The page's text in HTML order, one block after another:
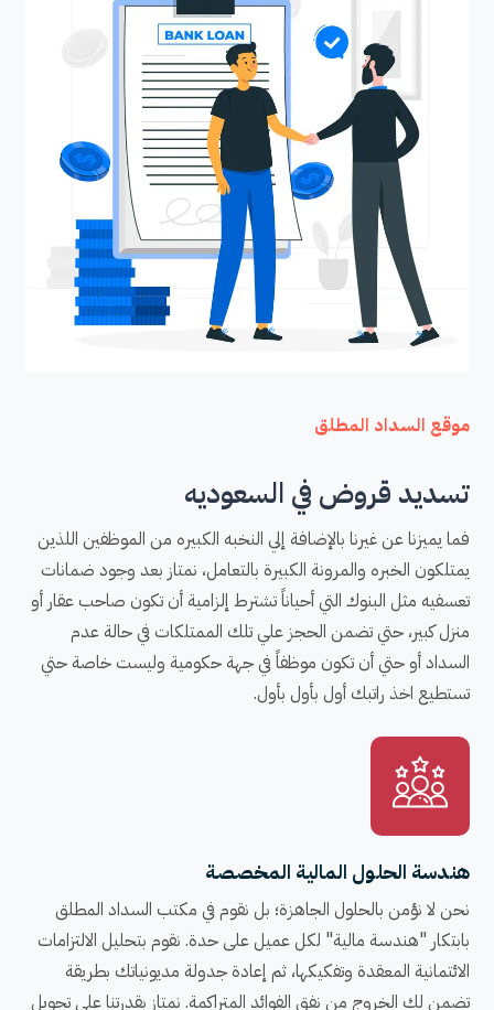
موقع السداد المطلق
تسديد قروض في السعوديه
فما يميزنا عن غيرنا بالإضافة إلي النخبه الكبيره من الموظفين اللذين
يمتلكون الخبره والمرونة الكبيرة بالتعامل، نمتاز بعد وجود ضمانات
تعسفيه مثل البنوك التي أحياناً تشترط إلزامية أن تكون صاحب عقار أو
منزل كبير، حتي تضمن الحجز علي تلك الممتلكات في حالة عدم
السداد أو حتي أن تكون موظفاً في جهة حكومية وليست خاصة حتي
تستطيع اخذ راتبك أول بأول بأول.
هندسة الحلول المالية المخصصة
نحن لا نؤمن بالحلول الجاهزة؛ بل نقوم في مكتب السداد المطلق
بابتكار "هندسة مالية" لكل عميل على حدة. نقوم بتحليل الالتزامات
الائتمانية المعقدة وتفكيكها، ثم إعادة جدولة مديونياتك بطريقة
تضمن لك الخروج من نفق الفوائد المتراكمة. نمتاز بقدرتنا على تحويل